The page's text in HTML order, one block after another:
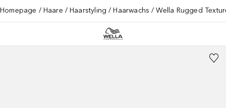
Homepage Haare Haarstyling Haarwachs Wella Rugged